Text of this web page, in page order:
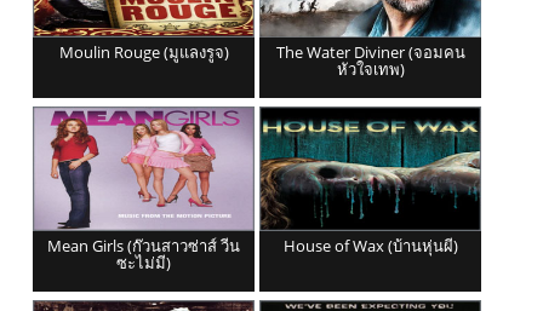
Moulin Rouge (มูแลงรูจ) The Water Diviner (จอมคน
หัวใจเทพ)
Mean Girls (ก๊วนสาวซ่าส์ วีน
ซะไม่มี)
House of Wax (บ้านหุ่นผี)